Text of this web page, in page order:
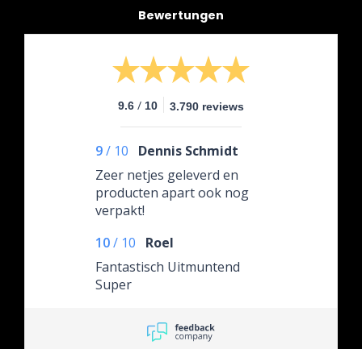
Bewertungen
9.6 / 10 3.790 reviews
9/ 10
Dennis Schmidt
Zeer netjes geleverd en
producten apart ook nog
verpakt!
10/ 10
Roel
Fantastisch Uitmuntend
Super